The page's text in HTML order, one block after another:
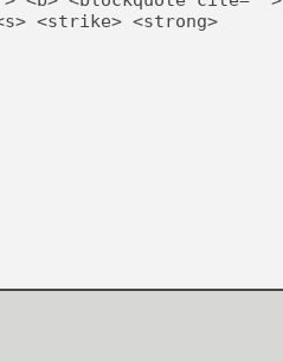
<strike> <strong>